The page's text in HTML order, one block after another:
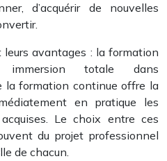
d’acquérir de nouvelles
avantages : la formation
totale dans
la formation continue offre la
en pratique les
Le choix entre ces
du projet professionnel
de chacun.